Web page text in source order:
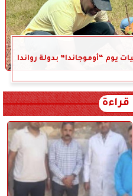
يوم “أوموجاندا” بدولة رواندا
قراءة